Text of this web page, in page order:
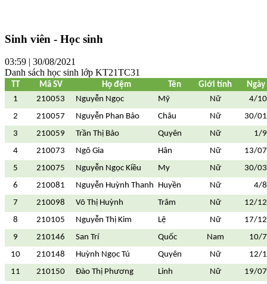
Sinh viên - Học sinh
03:59 | 30/08/2021
Danh sách học sinh lớp KT21TC31
TT Mã SV Họ đệm Tên Giới tính
1
210053 Nguyễn Ngọc Mỹ Nữ
4/
2
210057 Nguyễn Phan Bảo Châu Nữ
30/
3
210059 Trần Thị Bảo Quyên Nữ
1/
4
210073 Ngô Gia Hân Nữ
13/
5
210075 Nguyễn Ngọc Kiều My Nữ
30/
6
210081 Nguyễn Huỳnh Thanh Huyền Nữ
4/
7
210098 Võ Thị Huỳnh Trâm Nữ
12/
8
210105 Nguyễn Thị Kim Lệ Nữ
17/
9
210146 San Trí Quốc Nam
10/
10
210148 Huỳnh Ngọc Tú Quyên Nữ
12/
11
210150 Đào Thị Phương Linh Nữ
19/